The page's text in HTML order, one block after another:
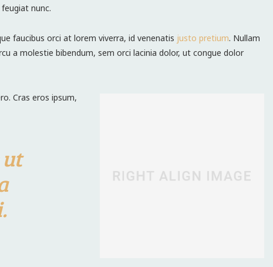
nunc.
faucibus orci at lorem viverra, id venenatis justo pretium. Nullam
a molestie bibendum, sem orci lacinia dolor, ut congue dolor
Cras eros ipsum,